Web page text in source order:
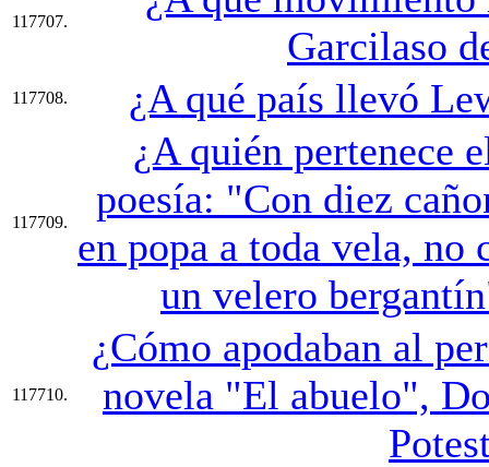
117707.
Garcilaso
117708. ¿A qué país llevó
117709.
¿A quién pertenece
poesía: "Con diez
en popa a toda vela,
un velero
117710.
¿Cómo apodaban al
novela "El abuelo",